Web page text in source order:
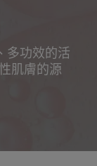
多功效的活
肌膚的源